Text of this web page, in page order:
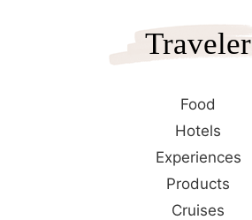
Traveler
Food
Hotels
Experiences
Products
Cruises